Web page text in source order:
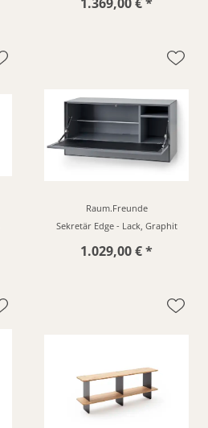
Raum.Freunde
Sekretär Edge - Lack, Graphit
1.029,00 € *